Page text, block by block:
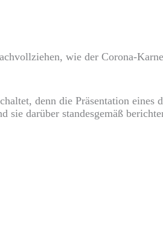
wie der Corona-
denn die Präsentation
darüber standesgemäß